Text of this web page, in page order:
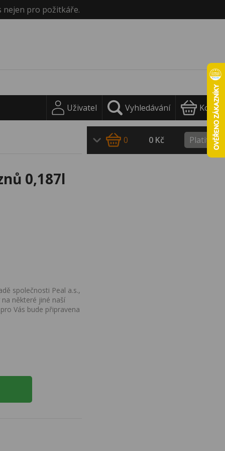
nejen pro požitkáře.
Uživatel Vyhledávání Košík
0,187l
společnosti Peal a.s.,
některé jiné naší
Vás bude připravena
0 0 Kč Platit